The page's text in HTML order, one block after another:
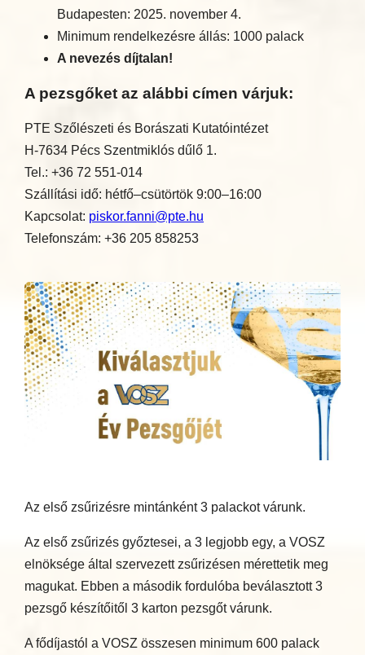
Budapesten: 2025. november 4.
Minimum rendelkezésre állás: 1000 palack
A nevezés díjtalan!
A pezsgőket az alábbi címen várjuk:
PTE Szőlészeti és Borászati Kutatóintézet
H-7634 Pécs Szentmiklós dűlő 1.
Tel.: +36 72 551-014
Szállítási idő: hétfő–csütörtök 9:00–16:00
Kapcsolat: piskor.fanni@pte.hu
Telefonszám: +36 205 858253
Az első zsűrizésre mintánként 3 palackot várunk.
Az első zsűrizés győztesei, a 3 legjobb egy, a VOSZ
elnöksége által szervezett zsűrizésen mérettetik meg
magukat. Ebben a második fordulóba beválasztott 3
pezsgő készítőitől 3 karton pezsgőt várunk.
A fődíjastól a VOSZ összesen minimum 600 palack